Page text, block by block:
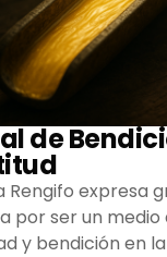
de
Rengifo expresa
por ser un medio
y bendición en